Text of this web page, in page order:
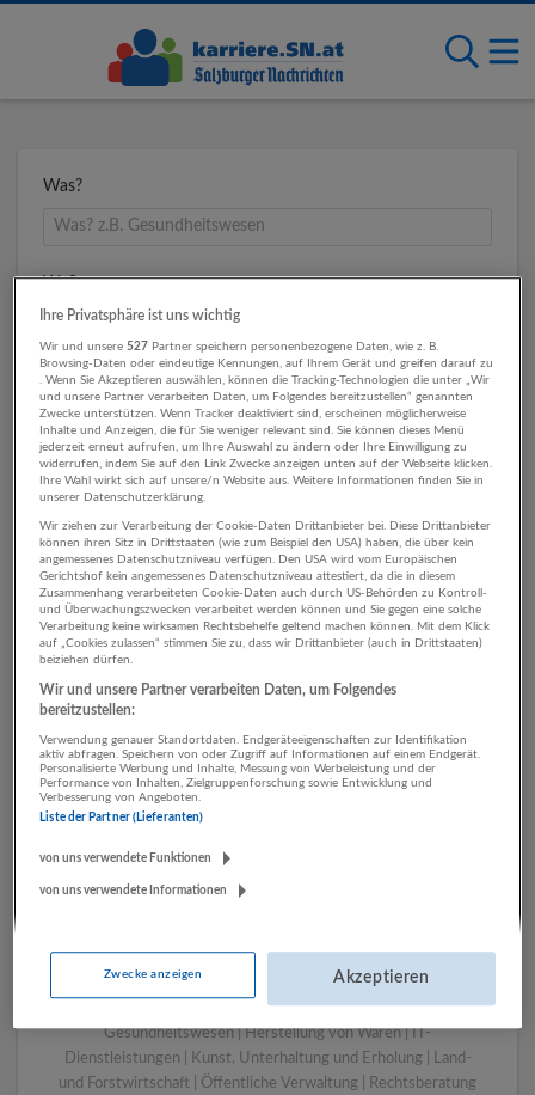
Was?
Wo?
Umkreis
1 Tourismus, Hotel,
Gastronomie Einzelhandel
Unternehmen
Bergheim bei Salzburg
Bau | Beherbergung und Gastronomie | Einzelhandel |
Energieversorgung | Finanz- und Versicherungsleistungen |
Gesundheitswesen | Herstellung von Waren | IT-
Dienstleistungen | Kunst, Unterhaltung und Erholung | Land-
und Forstwirtschaft | Öffentliche Verwaltung | Rechtsberatung
Ihre Privatsphäre ist uns wichtig
Wir und unsere527 Partner speichern personenbezogene Daten, wie z. B.
Browsing-Daten oder eindeutige Kennungen, auf Ihrem Gerät und greifen darauf zu
. Wenn Sie Akzeptieren auswählen, können die Tracking-Technologien die unter „Wir
und unsere Partner verarbeiten Daten, um Folgendes bereitzustellen“ genannten
Zwecke unterstützen. Wenn Tracker deaktiviert sind, erscheinen möglicherweise
Inhalte und Anzeigen, die für Sie weniger relevant sind. Sie können dieses Menü
jederzeit erneut aufrufen, um Ihre Auswahl zu ändern oder Ihre Einwilligung zu
widerrufen, indem Sie auf den Link Zwecke anzeigen unten auf der Webseite klicken.
Ihre Wahl wirkt sich auf unsere/n Website aus. Weitere Informationen finden Sie in
unserer Datenschutzerklärung.
Wir ziehen zur Verarbeitung der Cookie-Daten Drittanbieter bei. Diese Drittanbieter
können ihren Sitz in Drittstaaten (wie zum Beispiel den USA) haben, die über kein
angemessenes Datenschutzniveau verfügen. Den USA wird vom Europäischen
Gerichtshof kein angemessenes Datenschutzniveau attestiert, da die in diesem
Zusammenhang verarbeiteten Cookie-Daten auch durch US-Behörden zu Kontroll-
und Überwachungszwecken verarbeitet werden können und Sie gegen eine solche
Verarbeitung keine wirksamen Rechtsbehelfe geltend machen können. Mit dem Klick
auf „Cookies zulassen“ stimmen Sie zu, dass wir Drittanbieter (auch in Drittstaaten)
beiziehen dürfen.
Wir und unsere Partner verarbeiten Daten, um Folgendes
bereitzustellen:
Verwendung genauer Standortdaten. Endgeräteeigenschaften zur Identifikation
aktiv abfragen. Speichern von oder Zugriff auf Informationen auf einem Endgerät.
Personalisierte Werbung und Inhalte, Messung von Werbeleistung und der
Performance von Inhalten, Zielgruppenforschung sowie Entwicklung und
Verbesserung von Angeboten.
Liste der Partner (Lieferanten)
von uns verwendete Funktionen
von uns verwendete Informationen
Zwecke anzeigen Akzeptieren